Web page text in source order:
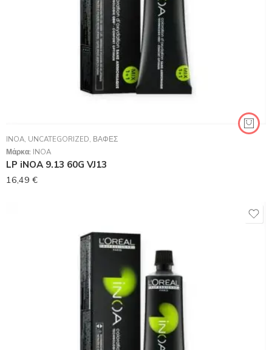
INOA, UNCATEGORIZED, ΒΑΦΈΣ
Μάρκα: INOA
LP iNOA 9.13 60G VJ13
16,49 €